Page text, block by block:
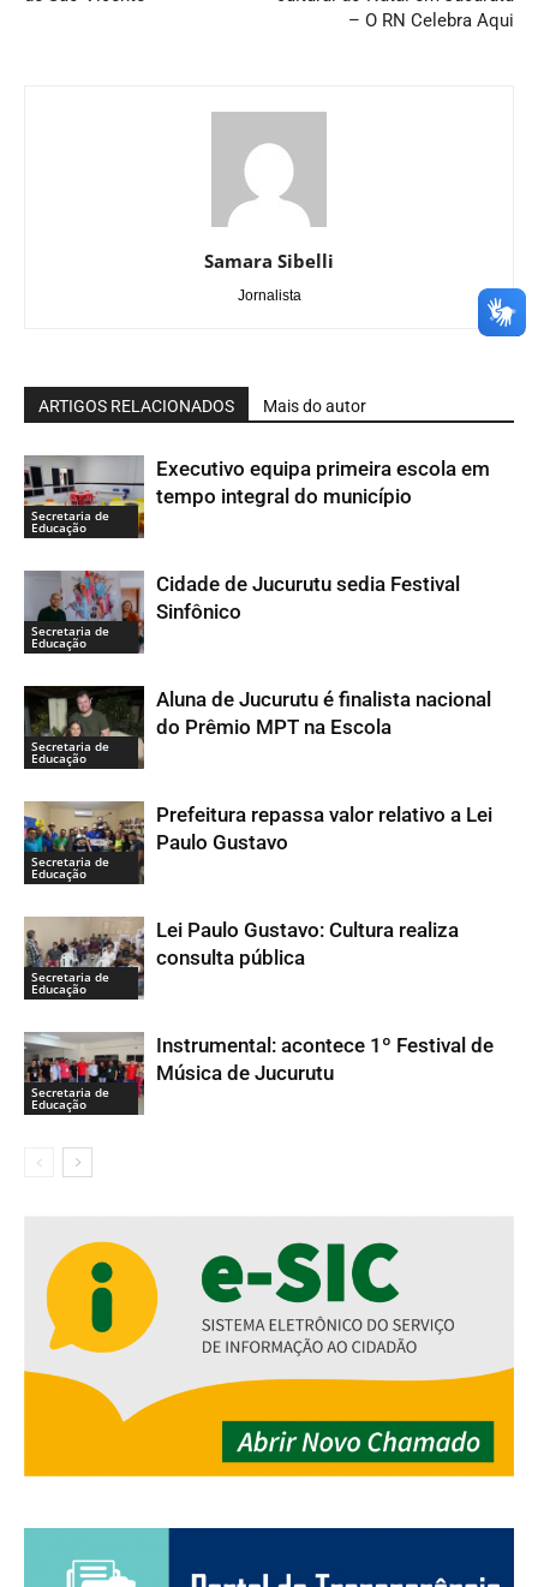
– O RN Celebra Aqui
Samara Sibelli
Jornalista
ARTIGOS RELACIONADOS Mais do autor
Secretaria de
Educação
Executivo equipa primeira escola em
tempo integral do município
Secretaria de
Educação
Cidade de Jucurutu sedia Festival
Sinfônico
Secretaria de
Educação
Aluna de Jucurutu é finalista nacional
do Prêmio MPT na Escola
Secretaria de
Educação
Prefeitura repassa valor relativo a Lei
Paulo Gustavo
Secretaria de
Educação
Lei Paulo Gustavo: Cultura realiza
consulta pública
Secretaria de
Educação
Instrumental: acontece 1º Festival de
Música de Jucurutu